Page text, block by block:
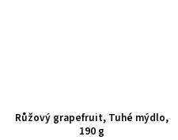
Růžový grapefruit, Tuhé mýdlo,
190 g